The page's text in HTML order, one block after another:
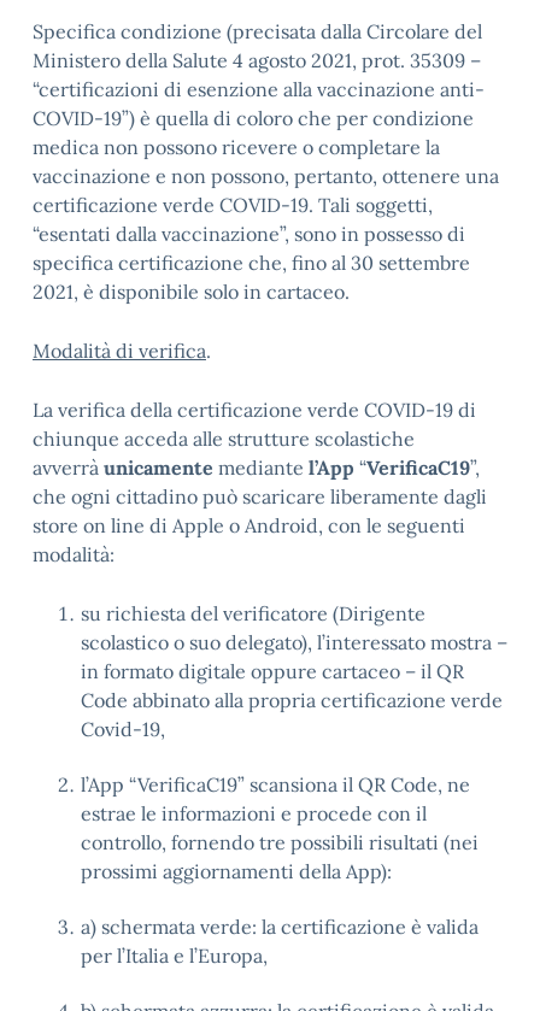
Specifica condizione (precisata dalla Circolare del
Ministero della Salute 4 agosto 2021, prot. 35309 –
“certificazioni di esenzione alla vaccinazione anti-
COVID-19”) è quella di coloro che per condizione
medica non possono ricevere o completare la
vaccinazione e non possono, pertanto, ottenere una
certificazione verde COVID-19. Tali soggetti,
“esentati dalla vaccinazione”, sono in possesso di
specifica certificazione che, fino al 30 settembre
2021, è disponibile solo in cartaceo.
Modalità di verifica.
La verifica della certificazione verde COVID-19 di
chiunque acceda alle strutture scolastiche
avverrà unicamente mediante l’App “VerificaC19”,
che ogni cittadino può scaricare liberamente dagli
store on line di Apple o Android, con le seguenti
modalità:
su richiesta del verificatore (Dirigente
scolastico o suo delegato), l’interessato mostra –
in formato digitale oppure cartaceo – il QR
Code abbinato alla propria certificazione verde
Covid-19,
l’App “VerificaC19” scansiona il QR Code, ne
estrae le informazioni e procede con il
controllo, fornendo tre possibili risultati (nei
prossimi aggiornamenti della App):
a) schermata verde: la certificazione è valida
per l’Italia e l’Europa,